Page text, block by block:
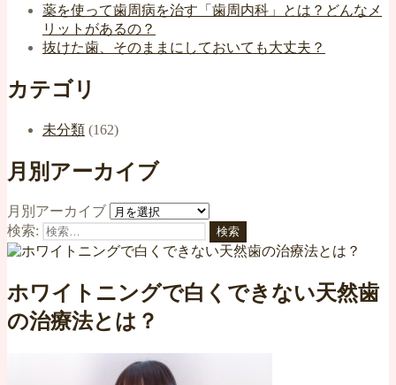
薬を使って歯周病を治す「歯周内科」とは？どんなメ
リットがあるの？
抜けた歯、そのままにしておいても大丈夫？
カテゴリ
未分類 (162)
月別アーカイブ
月別アーカイブ
検索:
ホワイトニングで白くできない天然歯
の治療法とは？